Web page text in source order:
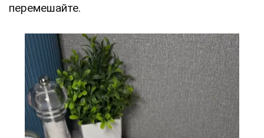
перемешайте.